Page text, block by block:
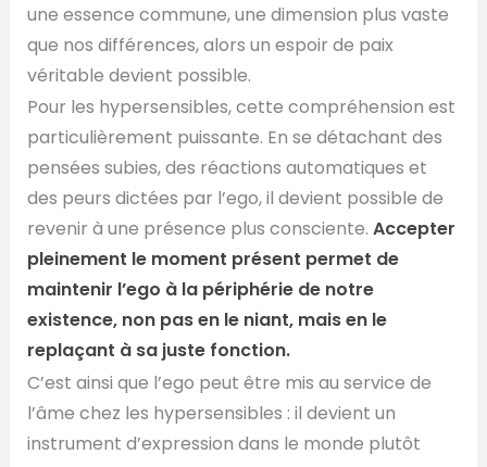
une essence commune, une dimension plus vaste
que nos différences, alors un espoir de paix
véritable devient possible.
Pour les hypersensibles, cette compréhension est
particulièrement puissante. En se détachant des
pensées subies, des réactions automatiques et
des peurs dictées par l’ego, il devient possible de
revenir à une présence plus consciente. Accepter
pleinement le moment présent permet de
maintenir l’ego à la périphérie de notre
existence, non pas en le niant, mais en le
replaçant à sa juste fonction.
C’est ainsi que l’ego peut être mis au service de
l’âme chez les hypersensibles : il devient un
instrument d’expression dans le monde plutôt